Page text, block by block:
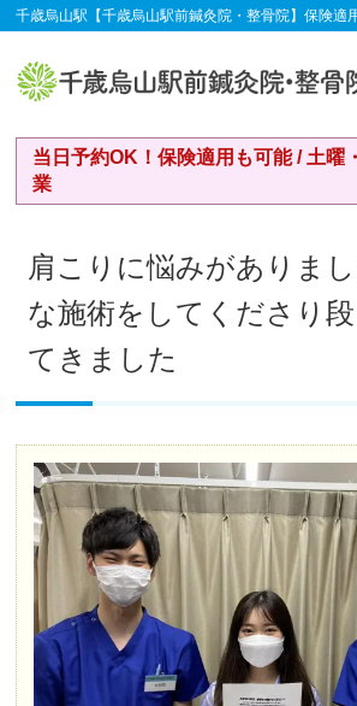
千歳烏山駅【千歳烏山駅前鍼灸院・整骨院】保険適
当日予約OK！保険適用も可能 / 土曜
業
肩こりに悩みがありま
な施術をしてくださり
てきました